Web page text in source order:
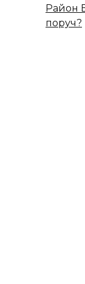
Район
поруч?